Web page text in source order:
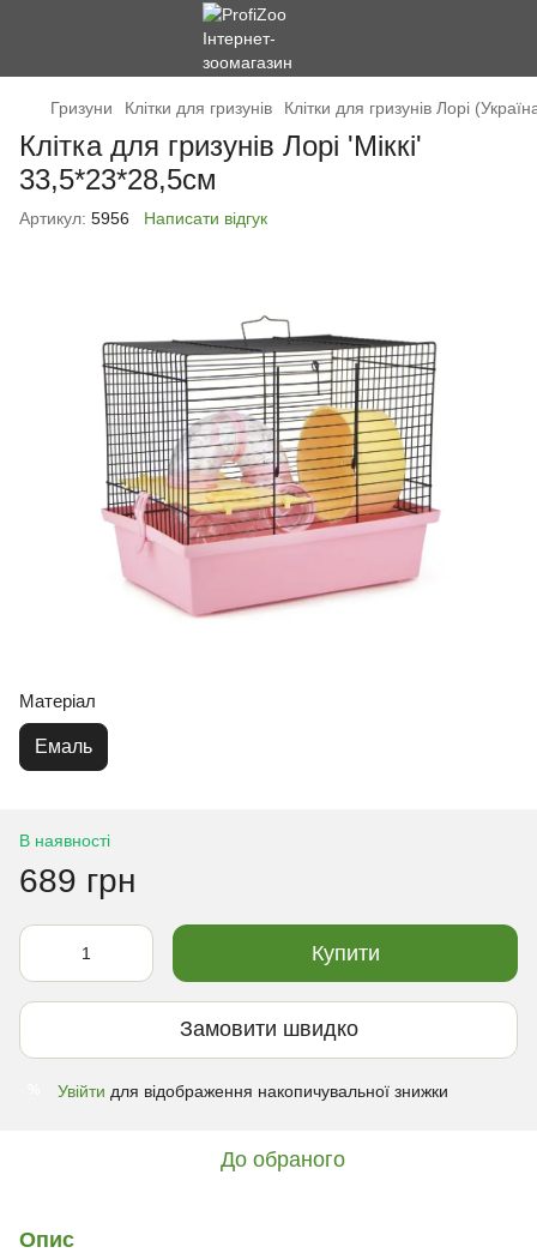
Гризуни Клітки для гризунів Клітки для гризунів Лорі
Клітка для гризунів Лорі 'Міккі'
33,5*23*28,5см
Артикул: 5956 Написати відгук
Матеріал
Емаль
В наявності
689 грн
Купити
Замовити швидко
Увійти для відображення накопичувальної знижки
До обраного
Опис